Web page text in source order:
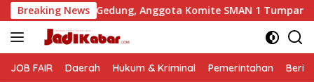
Langsung
ke
konten
Breaking News
Anggota Komite SMAN 1 Tumpang ,Ketua DPD IWOI Buka
JOB FAIR Daerah Hukum & Kriminal Pemerintahan